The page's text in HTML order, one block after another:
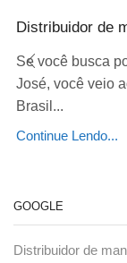
Distribuidor de
Se você busca
José, você veio
Brasil...
Continue Lendo...
GOOGLE
Distribuidor de